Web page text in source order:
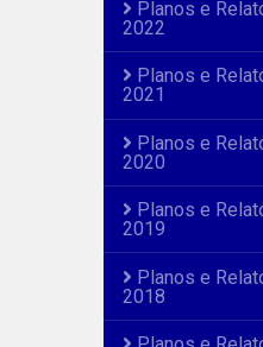
Planos e
2022
Planos e
2021
Planos e
2020
Planos e
2019
Planos e
2018